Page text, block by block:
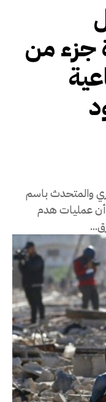
جزء من
والمتحدث باسم
أن عمليات هدم